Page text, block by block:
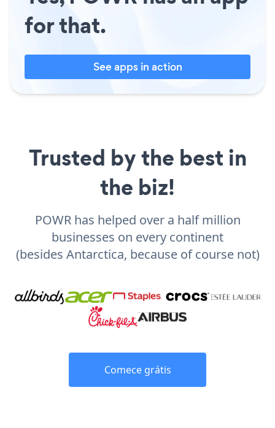
for that.
See apps in action
Trusted by the best in
the biz!
POWR has helped over a half million
businesses on every continent
(besides Antarctica, because of course not)
Comece grátis